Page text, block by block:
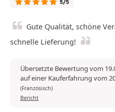
5/5
Gute Qualität, schöne
schnelle Lieferung!
Übersetzte Bewertung vom
auf einer Kauferfahrung vom
(Französisch)
Bericht